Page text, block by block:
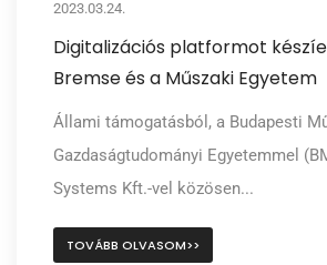
2023.03.24.
Digitalizációs platformot
Bremse és a Műszaki Egyetem
Állami támogatásból, a Budapesti
Gazdaságtudományi Egyetemmel
Systems Kft.-vel közösen...
TOVÁBB OLVASOM>>